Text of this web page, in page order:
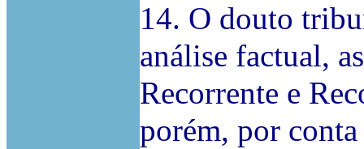
14. O douto
análise factual,
Recorrente e
porém, por